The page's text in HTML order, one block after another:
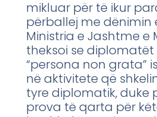
mikluar për të ikur
përballej me dënimin
Ministria e Jashtme e
theksoi se
“persona non grata”
në aktivitete që
tyre diplomatik, duke
prova të qarta për